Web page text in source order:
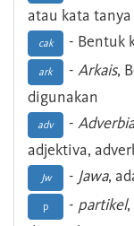
atau kata tanya
cak - Bentuk
ark - Arkais,
digunakan
adv - Adverbia
adjektiva,
Jw - Jawa,
p - partikel